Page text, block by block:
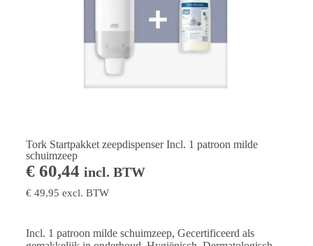
Tork Startpakket zeepdispenser Incl. 1 patroon milde
schuimzeep
€60,44 incl. BTW
€49,95 excl. BTW
Incl. 1 patroon milde schuimzeep, Gecertificeerd als